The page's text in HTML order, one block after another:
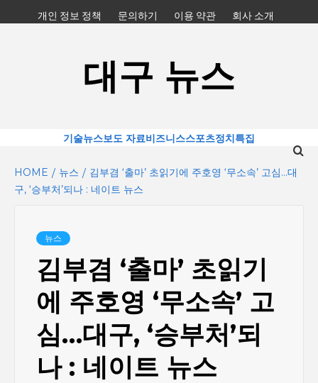
to
개인 정보 정책 문의하기 이용 약관 회사 소개
대구 뉴스
기술뉴스보도 자료비즈니스스포츠정치특집
HOME 뉴스
김부겸 ‘출마’ 초읽기에 주호영 ‘무소속’ 고심…대
구, ‘승부처’되나 : 네이트 뉴스
뉴스
김부겸 ‘출마’ 초읽기
에 주호영 ‘무소속’ 고
심…대구, ‘승부처’되
나 : 네이트 뉴스